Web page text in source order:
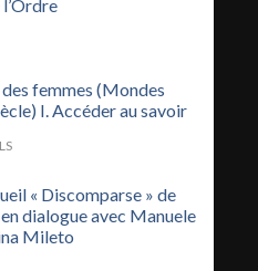
femmes (Mondes
I. Accéder au savoir
« Discomparse » de
dialogue avec Manuele
Mileto